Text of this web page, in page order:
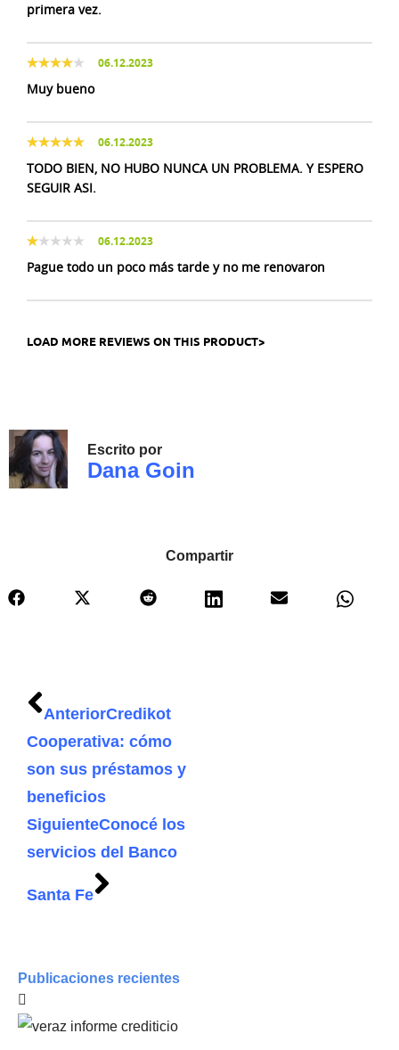
primera vez.
06.12.2023
Muy bueno
06.12.2023
TODO BIEN, NO HUBO NUNCA UN PROBLEMA. Y ESPERO
SEGUIR ASI.
06.12.2023
Pague todo un poco más tarde y no me renovaron
LOAD MORE REVIEWS ON THIS PRODUCT>
Escrito por
Dana Goin
Compartir
AnteriorCredikot
Cooperativa: cómo
son sus préstamos y
beneficios
SiguienteConocé los
servicios del Banco
Santa Fe
Publicaciones recientes